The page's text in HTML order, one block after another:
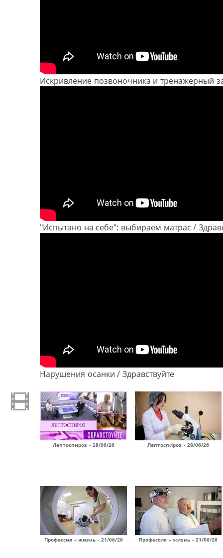
Искривление позвоночника и тренажерный
"Испытано на себе": выбираем матрас /
Нарушения осанки / Здравствуйте
Лептоспироз - 28/06/26 Лептоспироз - 28/06/26
Профессия – жизнь - 21/06/26 Профессия – жизнь - 21/06/26